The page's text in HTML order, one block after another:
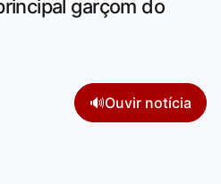
garçom do
🔊Ouvir notícia